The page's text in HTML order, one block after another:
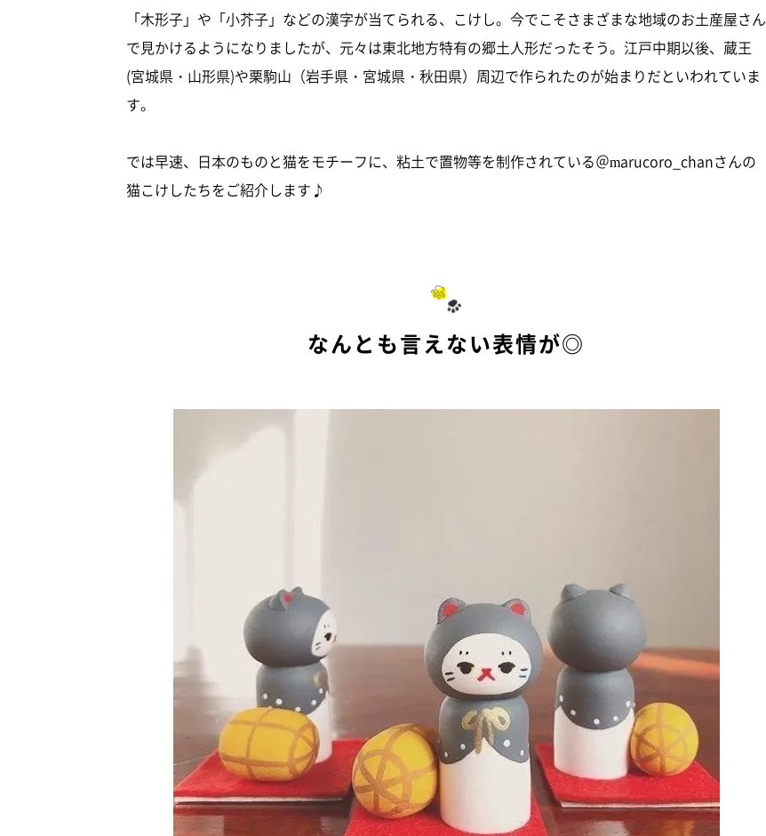
「木形子」や「小芥子」などの漢字が当てられる、こけし。今でこそさまざまな地域のお土産屋さん
で見かけるようになりましたが、元々は東北地方特有の郷土人形だったそう。江戸中期以後、蔵王
(宮城県・山形県)や栗駒山（岩手県・宮城県・秋田県）周辺で作られたのが始まりだといわれていま
す。
では早速、日本のものと猫をモチーフに、粘土で置物等を制作されている＠marucoro_chanさんの
猫こけしたちをご紹介します♪
なんとも言えない表情が◎